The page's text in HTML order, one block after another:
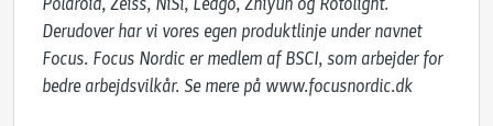
Derudover har vi vores egen produktlinje under navnet
Focus. Focus Nordic er medlem af BSCI, som arbejder for
bedre arbejdsvilkår. Se mere på www.focusnordic.dk